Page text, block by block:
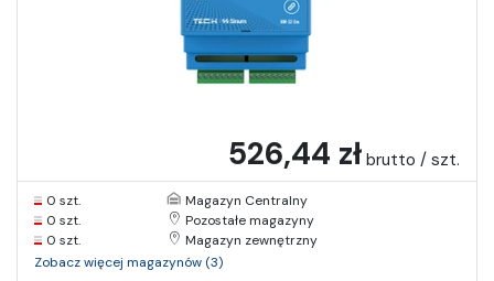
526,44 zł brutto / szt.
0 szt.
Magazyn Centralny
0 szt.
Pozostałe magazyny
0 szt.
Magazyn zewnętrzny
Zobacz więcej magazynów (3)